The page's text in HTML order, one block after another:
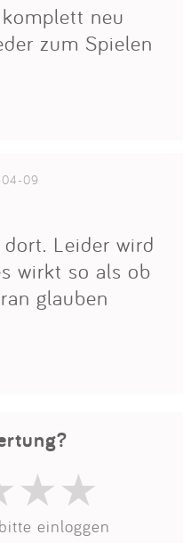
neu
zum Spielen
04-09
Leider wird
wirkt so als ob
glauben
einloggen